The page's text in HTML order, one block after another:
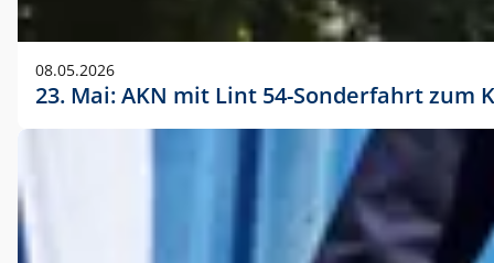
08.05.2026
23. Mai: AKN mit Lint 54-Sonderfahrt